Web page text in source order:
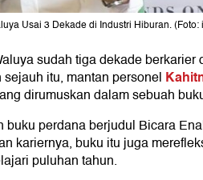
Usai 3 Dekade di Industri Hiburan. (Foto:
sudah tiga dekade berkarier
itu, mantan personel
dirumuskan dalam sebuah
buku perdana berjudul Bicara
kariernya, buku itu juga
puluhan tahun.